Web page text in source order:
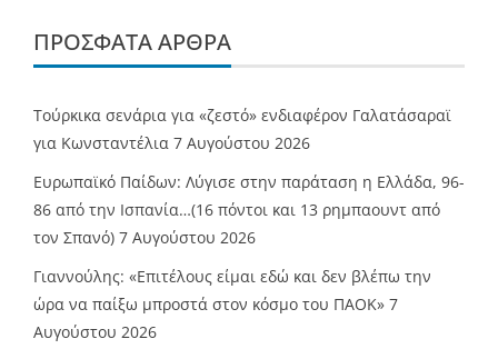
ΠΡΌΣΦΑΤΑ ΆΡΘΡΑ
Τούρκικα σενάρια για «ζεστό» ενδιαφέρον Γαλατάσαραϊ
για Κωνσταντέλια 7 Αυγούστου 2026
Ευρωπαϊκό Παίδων: Λύγισε στην παράταση η Ελλάδα, 96-
86 από την Ισπανία…(16 πόντοι και 13 ρημπαουντ από
τον Σπανό) 7 Αυγούστου 2026
Γιαννούλης: «Επιτέλους είμαι εδώ και δεν βλέπω την
ώρα να παίξω μπροστά στον κόσμο του ΠΑΟΚ» 7
Αυγούστου 2026